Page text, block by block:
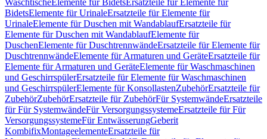
WaschtischeElemente für BidetsErsatzteile für Elemente für
BidetsElemente für UrinaleErsatzteile für Elemente für
UrinaleElemente für Duschen mit WandablaufErsatzteile für
Elemente für Duschen mit WandablaufElemente für
DuschenElemente für DuschtrennwändeErsatzteile für Elemente für
DuschtrennwändeElemente für Armaturen und GeräteErsatzteile für
Elemente für Armaturen und GeräteElemente für Waschmaschinen
und GeschirrspülerErsatzteile für Elemente für Waschmaschinen
und GeschirrspülerElemente für KonsollastenZubehörErsatzteile für
ZubehörZubehörErsatzteile für ZubehörFür SystemwändeErsatzteile
für Für SystemwändeFür VersorgungssystemeErsatzteile für Für
VersorgungssystemeFür EntwässerungGeberit
KombifixMontageelementeErsatzteile für